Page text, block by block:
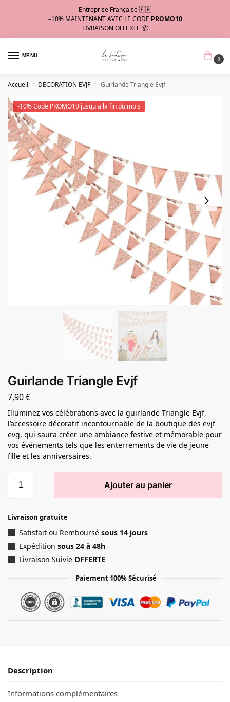
Entreprise Française 🇫🇷
–10% MAINTENANT AVEC LE CODE PROMO10
LIVRAISON OFFERTE 📦
MENU
0
Accueil / DECORATION EVJF / Guirlande Triangle Evjf
-10% Code PROMO10 jusqu'a la fin du mois
Guirlande Triangle Evjf
7,90€
Illuminez vos célébrations avec la guirlande Triangle Evjf,
l’accessoire décoratif incontournable de la boutique des evjf
evg, qui saura créer une ambiance festive et mémorable pour
vos événements tels que les enterrements de vie de jeune
fille et les anniversaires.
Ajouter au panier
Livraison gratuite
Satisfait ou Remboursé sous 14 jours
Expédition sous 24 à 48h
Livraison Suivie OFFERTE
Paiement 100% Sécurisé
Description
Informations complémentaires